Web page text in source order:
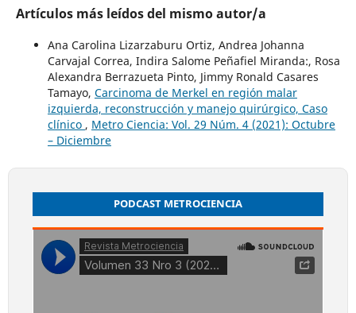
Artículos más leídos del mismo autor/a
Ana Carolina Lizarzaburu Ortiz, Andrea Johanna
Carvajal Correa, Indira Salome Peñafiel Miranda:, Rosa
Alexandra Berrazueta Pinto, Jimmy Ronald Casares
Tamayo, Carcinoma de Merkel en región malar
izquierda, reconstrucción y manejo quirúrgico, Caso
clínico , Metro Ciencia: Vol. 29 Núm. 4 (2021): Octubre
– Diciembre
PODCAST METROCIENCIA